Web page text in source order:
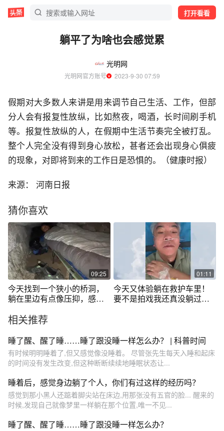
打开看看
躺平了为啥也会感觉累
光明网
光明网官方账号
  2023-9-30 07:59
假期对大多数人来讲是用来调节自己生活、工作，但部
分人会有报复性放纵，比如熬夜，喝酒，长时间刷手机
等。报复性放纵的人，在假期中生活节奏完全被打乱。
整个人完全没有得到身心放松，甚者还会出现身心俱疲
的现象，对即将到来的工作日是恐惧的。（健康时报）
来源： 河南日报
猜你喜欢
09:25
今天找到一个狭小的桥洞，
躺在里边有点像压抑，感觉
01:11
今天又体验躺在救护车里！
要不是拍戏我还真没躺过救
相关推荐
睡了醒、醒了睡……睡了跟没睡一样怎么办？ | 科普时间
有时候明明睡着了,但又感觉像没睡着。 尽管张先生每天入睡和起床
的时间没有发生改变,但这种断断续续地睡眠状态让...
睡着后，感觉身边躺了个人，你们有过这样的经历吗？
感觉到那小黑人还踮着脚尖站在床边,用那张没有五官的脸... 醒来的
时候,发现自己就像梦里一样躺在那个位置,唯一不见...
睡了醒、醒了睡……睡了跟没睡一样怎么办？